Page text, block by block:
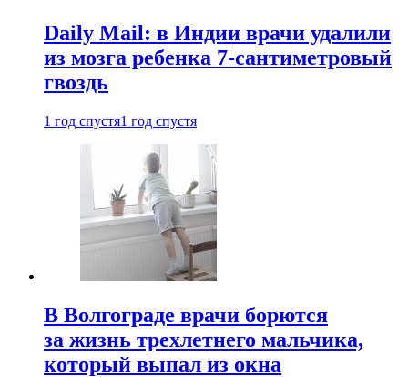
Daily Mail: в Индии врачи удалили
из мозга ребенка 7-сантиметровый
гвоздь
1 год спустя1 год спустя
В Волгограде врачи борются
за жизнь трехлетнего мальчика,
который выпал из окна